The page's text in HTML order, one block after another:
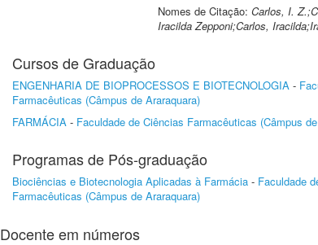
Nomes de Citação: Carlos, I.
Iracilda Zepponi;Carlos,
Cursos de Graduação
ENGENHARIA DE BIOPROCESSOS E BIOTECNOLOGIA -
Farmacêuticas (Câmpus de Araraquara)
FARMÁCIA - Faculdade de Ciências Farmacêuticas (Câmpus
Programas de Pós-graduação
Biociências e Biotecnologia Aplicadas à Farmácia - Faculdade
Farmacêuticas (Câmpus de Araraquara)
Docente em números